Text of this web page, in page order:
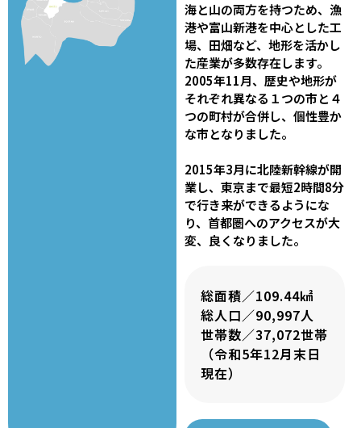
海と山の両方を持つため、漁
港や富山新港を中心とした工
場、田畑など、地形を活かし
た産業が多数存在します。
2005年11月、歴史や地形が
それぞれ異なる１つの市と４
つの町村が合併し、個性豊か
な市となりました。
2015年3月に北陸新幹線が開
業し、東京まで最短2時間8分
で行き来ができるようにな
り、首都圏へのアクセスが大
変、良くなりました。
総面積／109.44㎢
総人口／90,997人
世帯数／37,072世帯
（令和5年12月末日
現在）